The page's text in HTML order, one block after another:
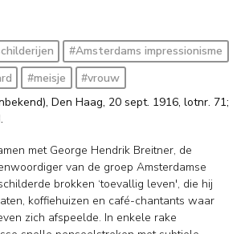
#Amsterdams impressionisme
#meisje
#vrouw
Den Haag, 20 sept. 1916, lotnr. 71;
met George Hendrik Breitner, de
van de groep Amsterdamse
brokken ‘toevallig leven', die hij
koffiehuizen en café-chantants waar
zich afspeelde. In enkele rake